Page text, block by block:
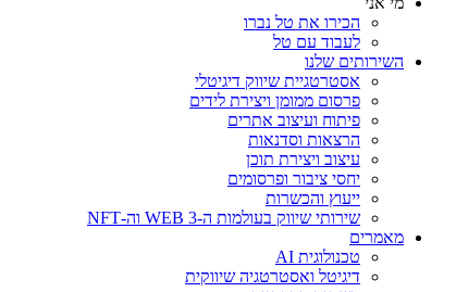
הכירו את טל נברו
לעבוד עם טל
השירותים שלנו
אסטרטגיית שיווק דיגיטלי
פרסום ממומן ויצירת לידים
פיתוח ועיצוב אתרים
הרצאות וסדנאות
עיצוב ויצירת תוכן
יחסי ציבור ופרסומים
ייעוץ והכשרות
שירותי שיווק בעולמות ה-WEB 3 וה-NFT
מאמרים
טכנולוגית AI
דיגיטל ואסטרטגיה שיווקית